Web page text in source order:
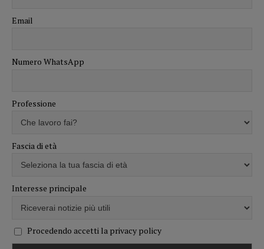
Email
Numero WhatsApp
Professione
Fascia di età
Interesse principale
Procedendo accetti la privacy policy